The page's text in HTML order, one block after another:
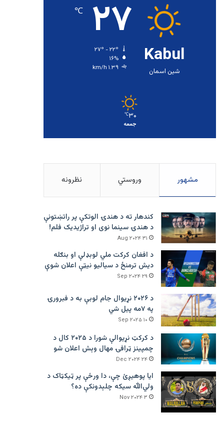
Kabul
شین اسمان
۲۷ ℃
۱۶%
۱.۳۹ km/h
۳۰℃
جمعه
مشهور وروستي نظرونه
کندهار ته د هندۍ الوتکې پر راتښتونې
د هندۍ سینما نوی او تراژيديک فلم!
۳۱ Aug ۲۰۲۴
د افغان کرکت ملي لوبډلې او بنګله
دیش ترمنځ د سیالیو نیټې اعلان شوې
۲۹ Sep ۲۰۲۴
د ۲۰۲۶ نړیوال جام لوبې به د فبرورۍ
په ۷مه پیل شي
۱۰ Sep ۲۰۲۵
د کرکټ نړیوالې شورا د ۲۰۲۵ کال د
چمپینز ټرافۍ مهال وېش اعلان شو
۲۴ Dec ۲۰۲۴
ایا پوهیږئ چې، دا ورځې پر ټيکټاک د
ولي‌الله سیکه چلېدونکې ده؟
۳ Nov ۲۰۲۴